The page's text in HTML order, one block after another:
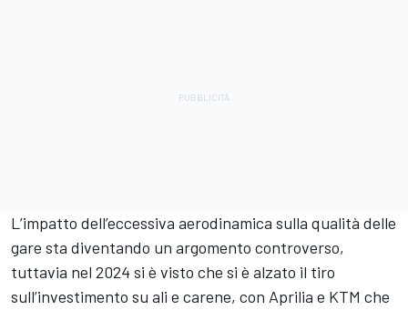
L’impatto dell’eccessiva aerodinamica sulla qualità delle
gare sta diventando un argomento controverso,
tuttavia nel 2024 si è visto che si è alzato il tiro
sull’investimento su ali e carene, con Aprilia e KTM che